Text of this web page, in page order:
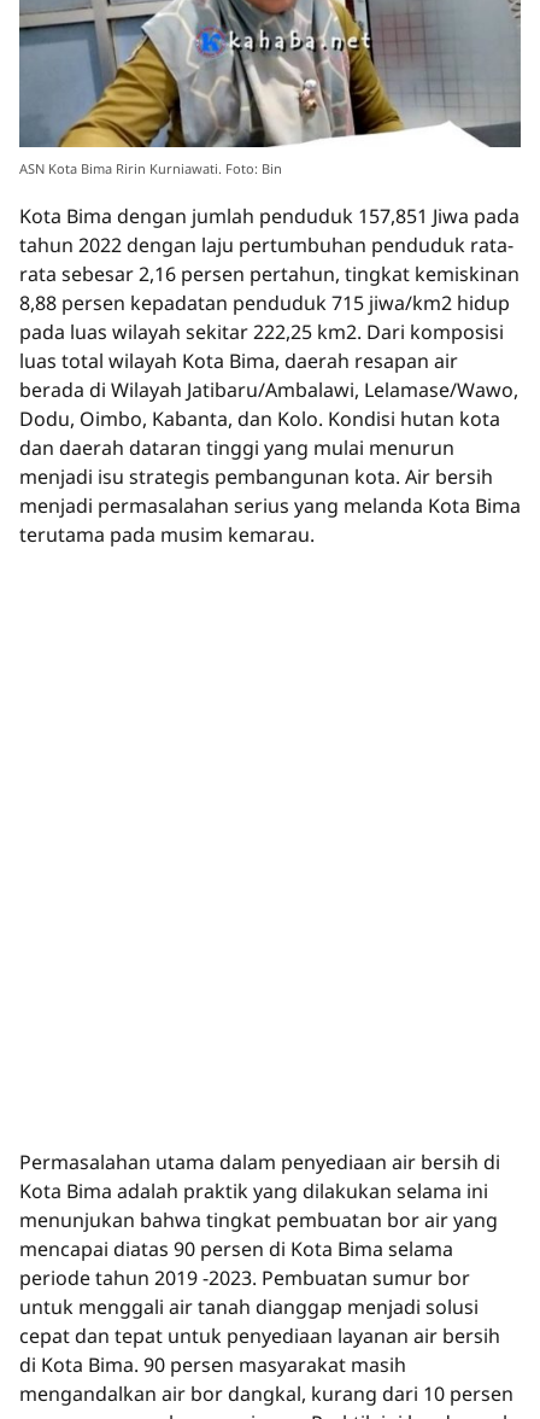
ASN Kota Bima Ririn Kurniawati. Foto: Bin
Kota Bima dengan jumlah penduduk 157,851 Jiwa pada
tahun 2022 dengan laju pertumbuhan penduduk rata-
rata sebesar 2,16 persen pertahun, tingkat kemiskinan
8,88 persen kepadatan penduduk 715 jiwa/km2 hidup
pada luas wilayah sekitar 222,25 km2. Dari komposisi
luas total wilayah Kota Bima, daerah resapan air
berada di Wilayah Jatibaru/Ambalawi, Lelamase/Wawo,
Dodu, Oimbo, Kabanta, dan Kolo. Kondisi hutan kota
dan daerah dataran tinggi yang mulai menurun
menjadi isu strategis pembangunan kota. Air bersih
menjadi permasalahan serius yang melanda Kota Bima
terutama pada musim kemarau.
Permasalahan utama dalam penyediaan air bersih di
Kota Bima adalah praktik yang dilakukan selama ini
menunjukan bahwa tingkat pembuatan bor air yang
mencapai diatas 90 persen di Kota Bima selama
periode tahun 2019 -2023. Pembuatan sumur bor
untuk menggali air tanah dianggap menjadi solusi
cepat dan tepat untuk penyediaan layanan air bersih
di Kota Bima. 90 persen masyarakat masih
mengandalkan air bor dangkal, kurang dari 10 persen